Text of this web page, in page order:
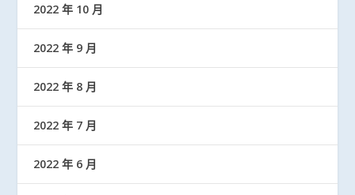
2022 年 10 月
2022 年 9 月
2022 年 8 月
2022 年 7 月
2022 年 6 月